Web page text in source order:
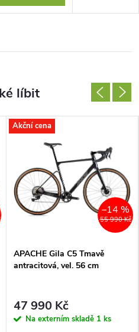
Akční cena
55 990 Kč
–14 %
APACHE Gila C5 Tmavě
antracitová, vel. 56 cm
47 990 Kč
Na externím skladě 1 ks